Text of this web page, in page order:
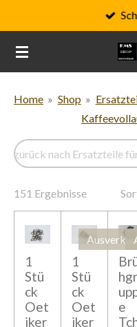
Hauptinhalt
springen
Home » Shop »
zurück nach Ersatzteile
151 Ergebnisse
1
Stü
ck
Oet
iker
1
Stü
ck
Oet
iker
hgr
e